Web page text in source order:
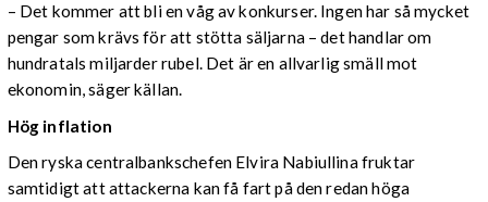
– Det kommer att bli en våg av konkurser. Ingen har så mycket
pengar som krävs för att stötta säljarna – det handlar om
hundratals miljarder rubel. Det är en allvarlig smäll mot
ekonomin, säger källan.
Hög inflation
Den ryska centralbankschefen Elvira Nabiullina fruktar
samtidigt att attackerna kan få fart på den redan höga